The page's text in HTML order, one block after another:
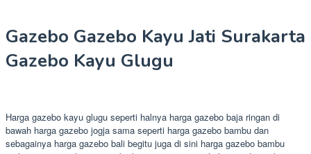
Gazebo Gazebo Kayu Jati Surakarta
Gazebo Kayu Glugu
Harga gazebo kayu glugu seperti halnya harga gazebo baja ringan di
bawah harga gazebo jogja sama seperti harga gazebo bambu dan
sebagainya harga gazebo bali begitu juga di sini harga gazebo bambu